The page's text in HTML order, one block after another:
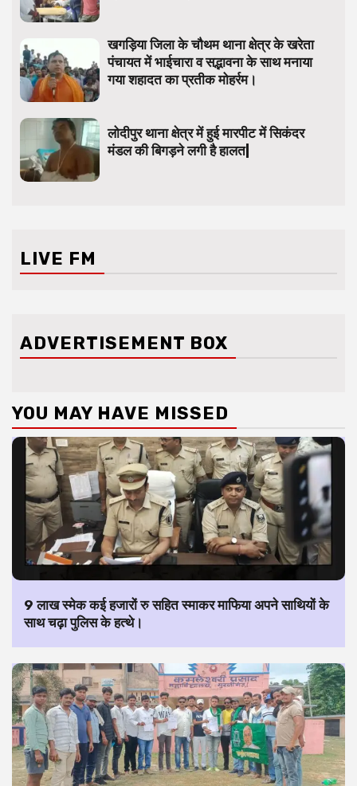
खगड़िया जिला के चौथम थाना क्षेत्र के खरेता
पंचायत में भाईचारा व सद्भावना के साथ मनाया
गया शहादत का प्रतीक मोहर्रम।
लोदीपुर थाना क्षेत्र में हुई मारपीट में सिकंदर
मंडल की बिगड़ने लगी है हालत|
LIVE FM
ADVERTISEMENT BOX
YOU MAY HAVE MISSED
9 लाख स्मेक कई हजारों रु सहित स्माकर माफिया अपने साथियों के
साथ चढ़ा पुलिस के हत्थे।